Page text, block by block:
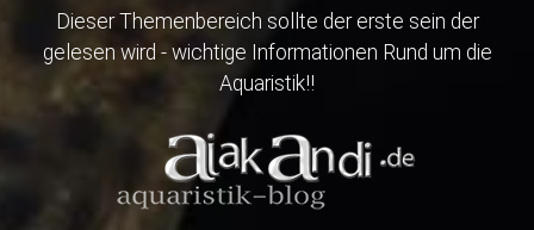
Dieser Themenbereich sollte der erste sein der
gelesen wird - wichtige Informationen Rund um die
Aquaristik!!